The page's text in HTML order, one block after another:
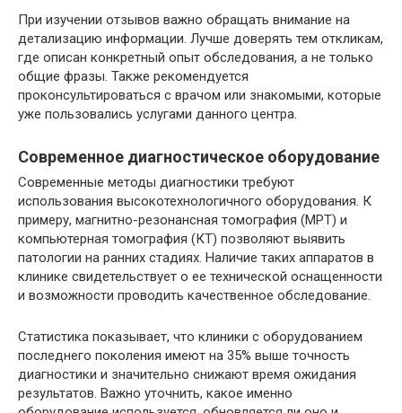
При изучении отзывов важно обращать внимание на
детализацию информации. Лучше доверять тем откликам,
где описан конкретный опыт обследования, а не только
общие фразы. Также рекомендуется
проконсультироваться с врачом или знакомыми, которые
уже пользовались услугами данного центра.
Современное диагностическое оборудование
Современные методы диагностики требуют
использования высокотехнологичного оборудования. К
примеру, магнитно-резонансная томография (МРТ) и
компьютерная томография (КТ) позволяют выявить
патологии на ранних стадиях. Наличие таких аппаратов в
клинике свидетельствует о ее технической оснащенности
и возможности проводить качественное обследование.
Статистика показывает, что клиники с оборудованием
последнего поколения имеют на 35% выше точность
диагностики и значительно снижают время ожидания
результатов. Важно уточнить, какое именно